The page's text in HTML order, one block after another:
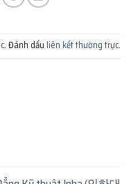
. Đánh dấu liên kết thường trực.